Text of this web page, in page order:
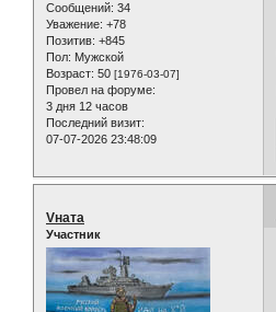
Сообщений: 34
Уважение: +78
Позитив: +845
Пол: Мужской
Возраст: 50 [1976-03-07]
Провел на форуме:
3 дня 12 часов
Последний визит:
07-07-2026 23:48:09
Vната
Участник